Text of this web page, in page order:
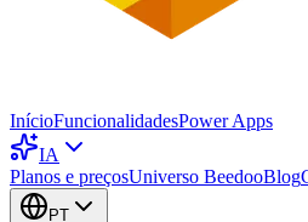
InícioFuncionalidadesPower Apps
IA
Planos e preçosUniverso BeedooBlog
PT